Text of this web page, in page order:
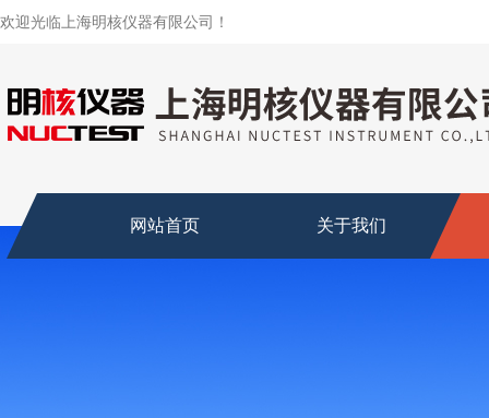
欢迎光临上海明核仪器有限公司！
网站首页 关于我们